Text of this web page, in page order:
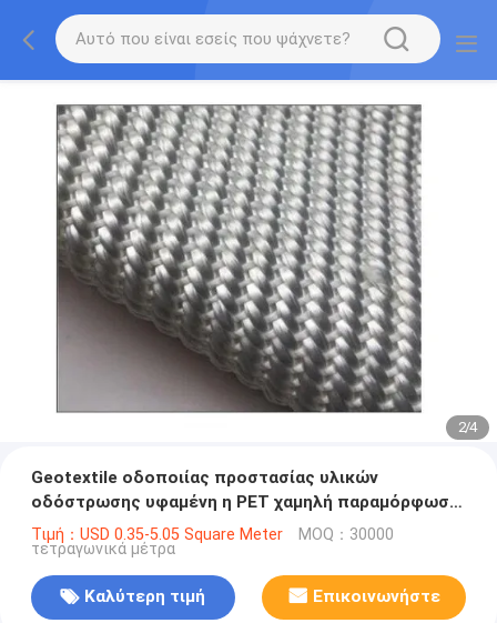
2/4
Geotextile οδοποιίας προστασίας υλικών
οδόστρωσης υφαμένη η PET χαμηλή παραμόρφωση
100/50 KN/M
Τιμή：USD 0.35-5.05 Square Meter MOQ：30000
τετραγωνικά μέτρα
Καλύτερη τιμή Επικοινωνήστε